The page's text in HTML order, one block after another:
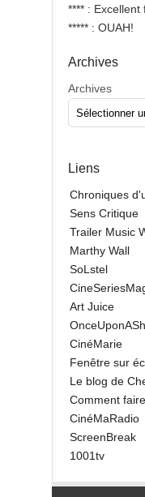
**** : Excellent
***** : OUAH!
Archives
Archives
Liens
Chroniques
Sens Critique
Trailer Music
Marthy Wall
SoLstel
Art Juice
CinéMarie
Fenêtre sur
Le blog de
Comment
CinéMaRadio
ScreenBreak
1001tv